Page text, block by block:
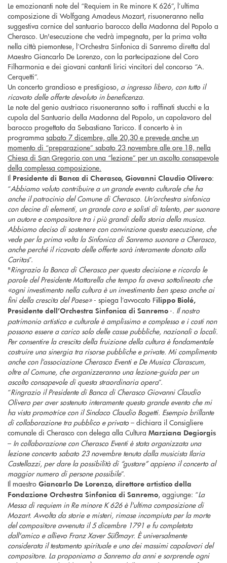
Le emozionanti note del “Requiem in Re minore K 626”, l’ultima
composizione di Wolfgang Amadeus Mozart, risuoneranno nella
suggestiva cornice del santuario barocco della Madonna del Popolo a
Cherasco. Un'esecuzione che vedrà impegnata, per la prima volta
nella città piemontese, l’Orchestra Sinfonica di Sanremo diretta dal
Maestro Giancarlo De Lorenzo, con la partecipazione del Coro
Filharmonia e dei giovani cantanti lirici vincitori del concorso “A.
Cerquetti”.
Un concerto grandioso e prestigioso, a ingresso libero, con tutto il
ricavato delle offerte devoluto in beneficenza.
Le note del genio austriaco risuoneranno sotto i raffinati stucchi e la
cupola del Santuario della Madonna del Popolo, un capolavoro del
barocco progettato da Sebastiano Taricco. Il concerto è in
programma sabato 7 dicembre, alle 20,30 e prevede anche un
momento di “preparazione” sabato 23 novembre alle ore 18, nella
Chiesa di San Gregorio con una “lezione” per un ascolto consapevole
della complessa composizione.
Il Presidente di Banca di Cherasco, Giovanni Claudio Olivero:
“Abbiamo voluto contribuire a un grande evento culturale che ha
anche il patrocinio del Comune di Cherasco. Un’orchestra sinfonica
con decine di elementi, un grande coro e solisti di talento, per suonare
un autore e compositore tra i più grandi della storia della musica.
Abbiamo deciso di sostenere con convinzione questa esecuzione, che
vede per la prima volta la Sinfonica di Sanremo suonare a Cherasco,
anche perché il ricavato delle offerte sarà interamente donato alla
Caritas”.
"Ringrazio la Banca di Cherasco per questa decisione e ricordo le
parole del Presidente Mattarella che tempo fa aveva sottolineato che
«ogni investimento nella cultura è un investimento ben speso anche ai
fini della crescita del Paese»- spiega l’avvocato Filippo Biolé,
Presidente dell’Orchestra Sinfonica di Sanremo-. Il nostro
patrimonio artistico e culturale è amplissimo e complesso e i costi non
possono essere a carico solo delle casse pubbliche, nazionali o locali.
Per consentire la crescita della fruizione della cultura è fondamentale
costruire una sinergia tra risorse pubbliche e private. Mi complimento
anche con l’associazione Cherasco Eventi e De Musica Clarascum,
oltre al Comune, che organizzeranno una lezione-guida per un
ascolto consapevole di questa straordinaria opera”.
“Ringrazio il Presidente di Banca di Cherasco Giovanni Claudio
Olivero per aver sostenuto interamente questo grande evento che mi
ha vista promotrice con il Sindaco Claudio Bogetti. Esempio brillante
di collaborazione tra pubblico e privato – dichiara il Consigliere
comunale di Cherasco con delega alla Cultura Marziana Degiorgis
– In collaborazione con Cherasco Eventi è stata organizzata una
lezione concerto sabato 23 novembre tenuta dalla musicista Ilaria
Castellazzi, per dare la possibilità di “gustare” appieno il concerto al
maggior numero di persone possibile”.
Il maestro Giancarlo De Lorenzo, direttore artistico della
Fondazione Orchestra Sinfonica di Sanremo, aggiunge: “La
Messa di requiem in Re minore K 626 è l'ultima composizione di
Mozart. Avvolta da storie e misteri, rimase incompiuta per la morte
del compositore avvenuta il 5 dicembre 1791 e fu completata
dall'amico e allievo Franz Xaver Süßmayr. È universalmente
considerata il testamento spirituale e uno dei massimi capolavori del
compositore. La proponiamo a Sanremo da anni e sorprende ogni